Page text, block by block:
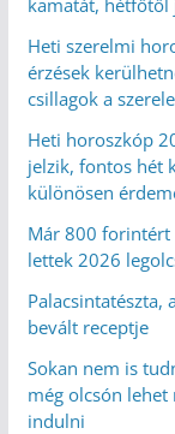
Heti szerelmi
érzések
csillagok a
Heti horoszkóp
jelzik, fontos hét
különösen
Már 800 forintért
lettek 2026
Palacsintatészta,
bevált receptje
Sokan nem is
még olcsón
indulni